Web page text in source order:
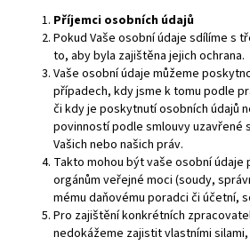
Příjemci osobních údajů
Pokud Vaše osobní údaje sdílíme s
to, aby byla zajištěna jejich ochrana.
Vaše osobní údaje můžeme
případech, kdy jsme k tomu podle
či kdy je poskytnutí osobních údajů
povinností podle smlouvy uzavřené
Vašich nebo našich práv.
Takto mohou být vaše osobní údaje
orgánům veřejné moci (soudy,
mému daňovému poradci či účetní,
Pro zajištění konkrétních
nedokážeme zajistit vlastními